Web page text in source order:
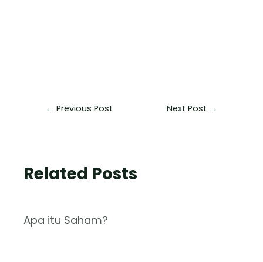
← Previous Post Next Post →
Related Posts
Apa itu Saham?